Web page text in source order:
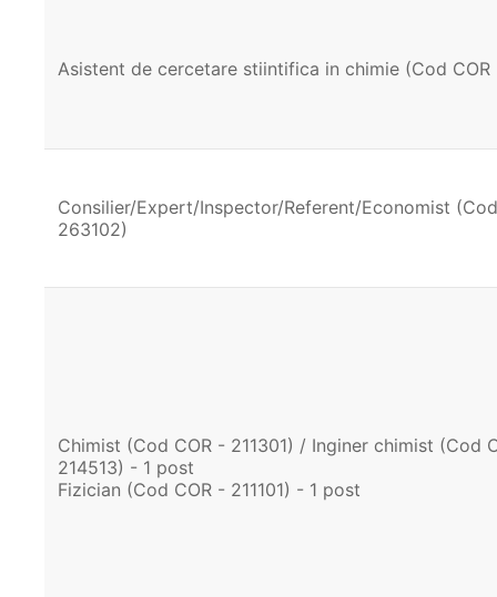
Asistent de cercetare stiintifica in chimie (Cod COR
Consilier/Expert/Inspector/Referent/Economist
263102)
Chimist (Cod COR - 211301) / Inginer chimist (Cod
214513) - 1 post
Fizician (Cod COR - 211101) - 1 post